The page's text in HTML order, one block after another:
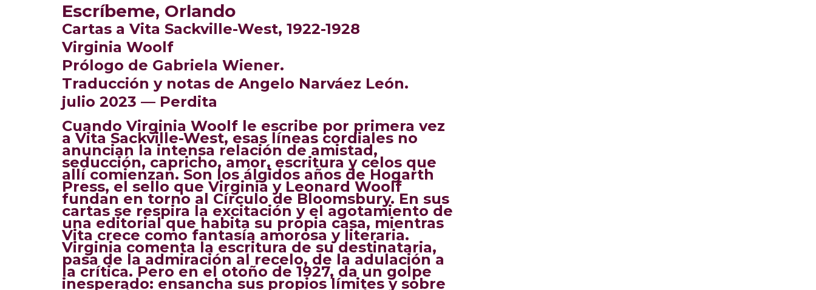
Escríbeme, Orlando
Cartas a Vita Sackville-West, 1922-1928
Virginia Woolf
Prólogo de Gabriela Wiener.
Traducción y notas de Angelo Narváez León.
julio 2023 — Perdita
Cuando Virginia Woolf le escribe por primera vez
a Vita Sackville-West, esas líneas cordiales no
anuncian la intensa relación de amistad,
seducción, capricho, amor, escritura y celos que
allí comienzan. Son los álgidos años de Hogarth
Press, el sello que Virginia y Leonard Woolf
fundan en torno al Círculo de Bloomsbury. En sus
cartas se respira la excitación y el agotamiento de
una editorial que habita su propia casa, mientras
Vita crece como fantasía amorosa y literaria.
Virginia comenta la escritura de su destinataria,
pasa de la admiración al recelo, de la adulación a
la crítica. Pero en el otoño de 1927, da un golpe
inesperado: ensancha sus propios límites y sobre